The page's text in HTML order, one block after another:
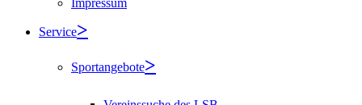
Service
Sportangebote